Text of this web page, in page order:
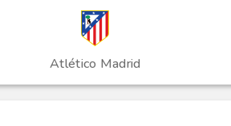
Atlético Madrid